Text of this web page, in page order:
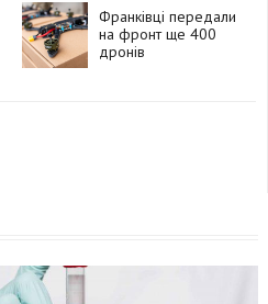
дронів
Франківці передали
на фронт ще 400
дронів